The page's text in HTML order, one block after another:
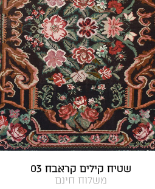
שטיח קילים קראבח 03
משלוח חינם